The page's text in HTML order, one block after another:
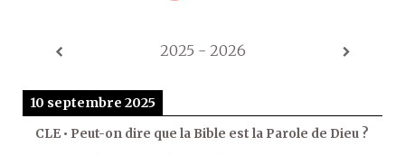
2025 - 2026
10 septembre 2025
CLE • Peut-on dire que la Bible est la Parole de Dieu ?